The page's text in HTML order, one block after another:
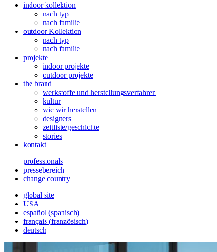
indoor kollektion
nach typ
nach familie
outdoor Kollektion
nach typ
nach familie
projekte
indoor projekte
outdoor projekte
the brand
werkstoffe und herstellungsverfahren
kultur
wie wir herstellen
designers
zeitliste/geschichte
stories
kontakt
professionals
pressebereich
change country
global site
USA
español (spanisch)
français (französisch)
deutsch